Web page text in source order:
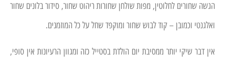
הגשה שחורים לחלוטין, מפות שולחן שחורות ריהוט שחור, סידור בלונים שחור
ואלגנטי וכמובן – קוד לבוש שחור ומוקפד שחל על כל המוזמנים.
אין דבר שיקי יותר ממסיבת יום הולדת בסטייל כזה ומגוון הרעיונות אין סופי,